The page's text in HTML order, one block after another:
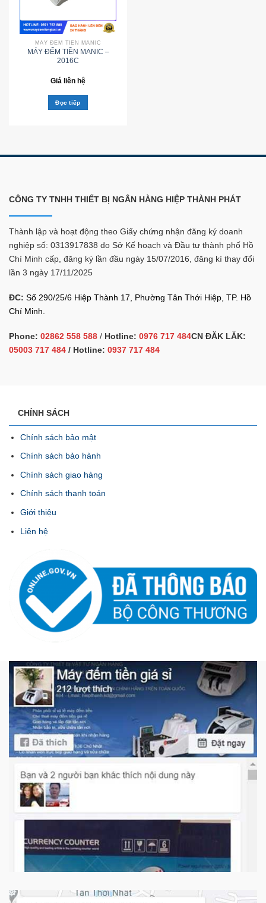
MÁY ĐẾM TIỀN MANIC
MÁY ĐẾM TIỀN MANIC –
2016C
Giá liên hệ
Đọc tiếp
CÔNG TY TNHH THIẾT BỊ NGÂN HÀNG HIỆP THÀNH PHÁT
Thành lập và hoạt động theo Giấy chứng nhận đăng ký doanh
nghiệp số: 0313917838 do Sở Kế hoạch và Đầu tư thành phố Hồ
Chí Minh cấp, đăng ký lần đầu ngày 15/07/2016, đăng kí thay đổi
lần 3 ngày 17/11/2025
ĐC: Số 290/25/6 Hiệp Thành 17, Phường Tân Thới Hiệp, TP. Hồ
Chí Minh.
Phone: 02862 558 588 / Hotline: 0976 717 484CN ĐĂK LĂK:
05003 717 484 / Hotline: 0937 717 484
CHÍNH SÁCH
Chính sách bảo mật
Chính sách bảo hành
Chính sách giao hàng
Chính sách thanh toán
Giới thiệu
Liên hệ